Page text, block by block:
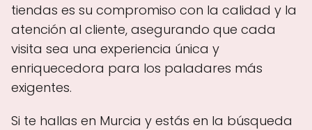
tiendas es su compromiso con la calidad y la
atención al cliente, asegurando que cada
visita sea una experiencia única y
enriquecedora para los paladares más
exigentes.
Si te hallas en Murcia y estás en la búsqueda